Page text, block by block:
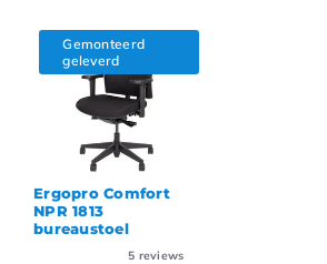
Gemonteerd
geleverd
Ergopro Comfort
NPR 1813
bureaustoel
5 reviews